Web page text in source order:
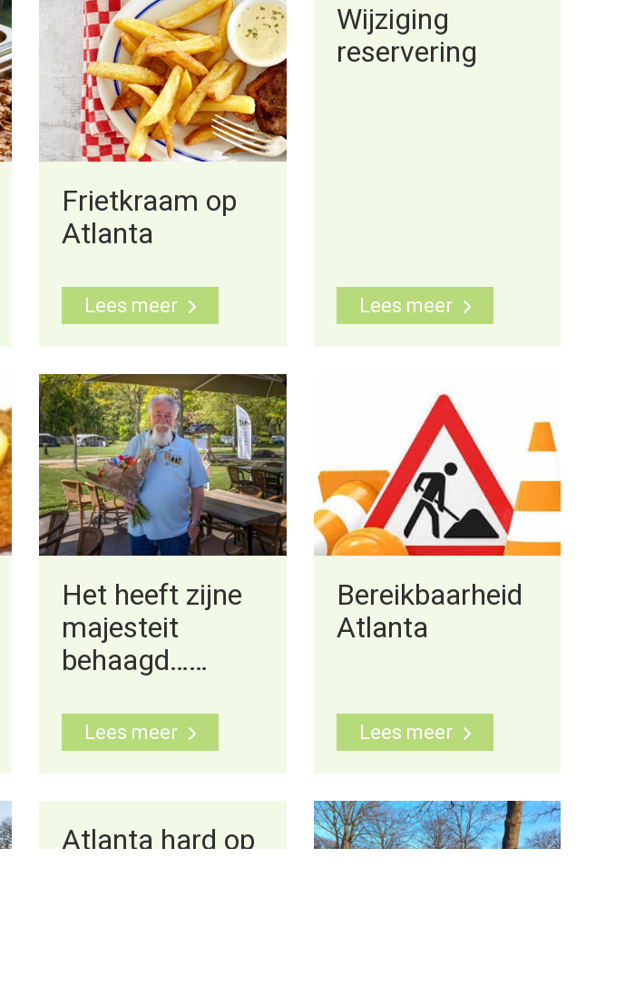
Frietkraam op
Atlanta
Lees meer
Wijziging
reservering
Lees meer
Het heeft zijne
majesteit
behaagd……
Lees meer
Bereikbaarheid
Atlanta
Lees meer
Atlanta hard op